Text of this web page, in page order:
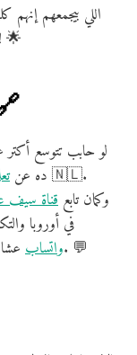
اللي بيجمعهم
وده أكبر دليل إن الإبداع البشري مالوش حدود! 🌟
روابط مفيدة
لو حابب تتوسع أكتر
ده عن
وكمان تابع قناة سيف
في أوروبا
واتسابعشان توصلك أحدث المقالات والفيديوهات الحصرية. 💬